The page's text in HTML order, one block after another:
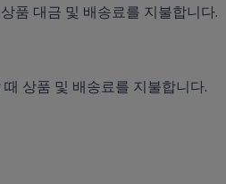
품 대금 및 배송료를 지불합니다.
상품 및 배송료를 지불합니다.